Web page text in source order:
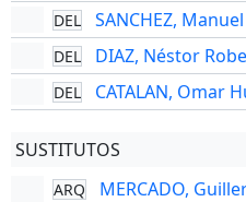
DEL SANCHEZ,
DEL DIAZ, Néstor
DEL CATALAN, Omar
SUSTITUTOS
ARQ MERCADO,